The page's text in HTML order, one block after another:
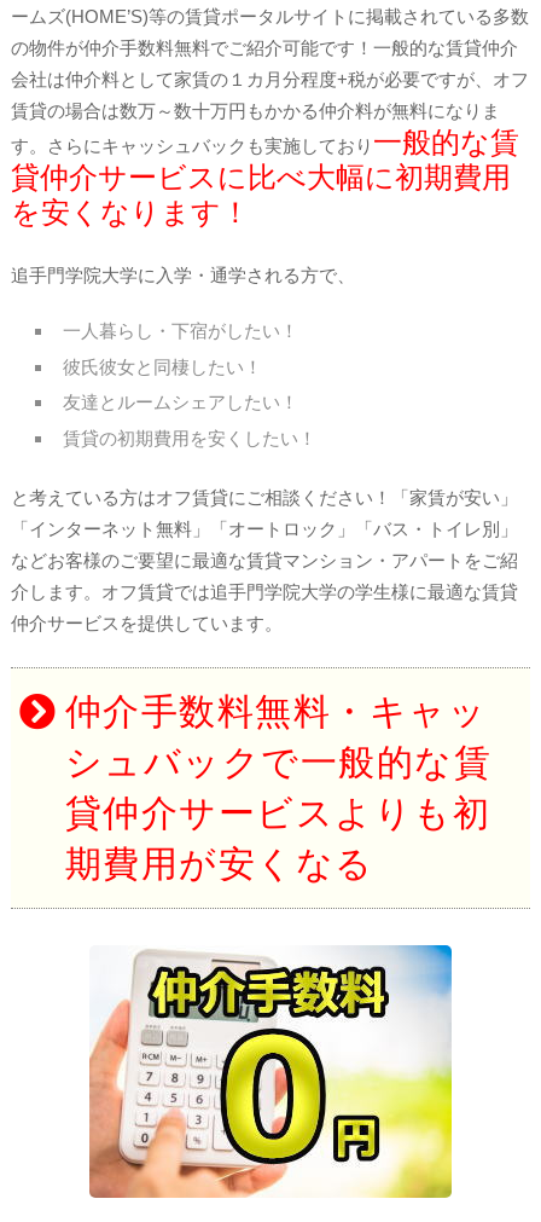
ームズ(HOME’S)等の賃貸ポータルサイトに掲載されている多数
の物件が仲介手数料無料でご紹介可能です！一般的な賃貸仲介
会社は仲介料として家賃の１カ月分程度+税が必要ですが、オフ
賃貸の場合は数万～数十万円もかかる仲介料が無料になりま
す。さらにキャッシュバックも実施しており 一般的な賃
貸仲介サービスに比べ大幅に初期費用
を安くなります！
追手門学院大学に入学・通学される方で、
一人暮らし・下宿がしたい！
彼氏彼女と同棲したい！
友達とルームシェアしたい！
賃貸の初期費用を安くしたい！
と考えている方はオフ賃貸にご相談ください！「家賃が安い」
「インターネット無料」「オートロック」「バス・トイレ別」
などお客様のご要望に最適な賃貸マンション・アパートをご紹
介します。オフ賃貸では追手門学院大学の学生様に最適な賃貸
仲介サービスを提供しています。
仲介手数料無料・キャッ
シュバックで一般的な賃
貸仲介サービスよりも初
期費用が安くなる